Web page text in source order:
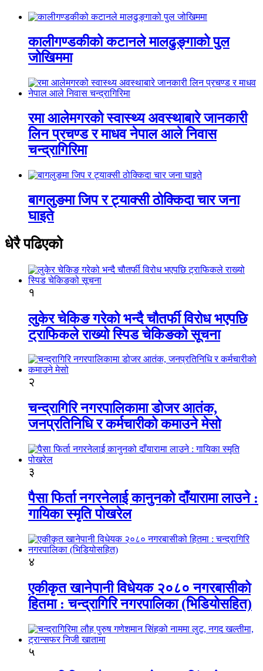
कालीगण्डकीको कटानले मालढुङ्गाको पुल
जोखिममा
रमा आलेमगरको स्वास्थ्य अवस्थाबारे जानकारी
लिन प्रचण्ड र माधव नेपाल आले निवास
चन्द्रागिरिमा
बागलुङमा जिप र ट्याक्सी ठोक्किदा चार जना
घाइते
धेरै पढिएको
१
लुकेर चेकिङ गरेको भन्दै चौतर्फी विरोध भएपछि
ट्राफिकले राख्यो स्पिड चेकिङको सूचना
२
चन्द्रागिरि नगरपालिकामा डोजर आतंक,
जनप्रतिनिधि र कर्मचारीको कमाउने मेसो
३
पैसा फिर्ता नगरनेलाई कानुनको दाँयारामा लाउने :
गायिका स्‍मृति पोखरेल
४
एकीकृत खानेपानी विधेयक २०८० नगरबासीको
हितमा : चन्द्रागिरि नगरपालिका (भिडियोसहित)
५